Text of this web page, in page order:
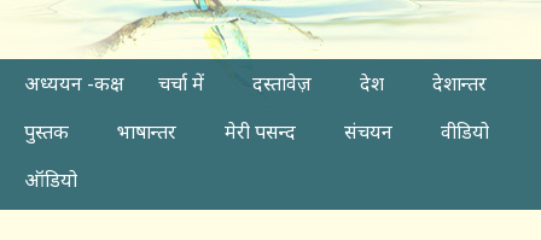
अध्ययन -कक्ष चर्चा में दस्तावेज़ देश
देशान्तर
पुस्तक
भाषान्तर मेरी पसन्द संचयन
वीडियो
ऑडियो